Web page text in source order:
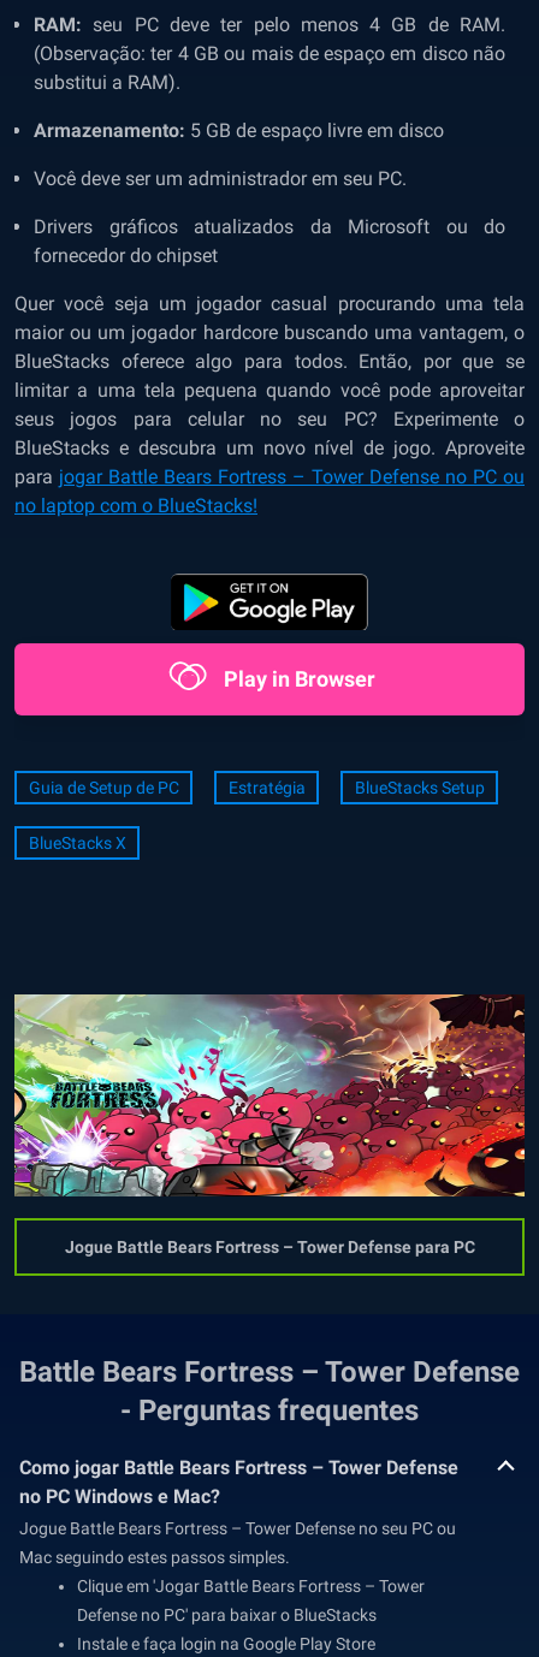
RAM: seu PC deve ter pelo menos 4 GB de RAM.
(Observação: ter 4 GB ou mais de espaço em disco não
substitui a RAM).
Armazenamento: 5 GB de espaço livre em disco
Você deve ser um administrador em seu PC.
Drivers gráficos atualizados da Microsoft ou do
fornecedor do chipset
Quer você seja um jogador casual procurando uma tela
maior ou um jogador hardcore buscando uma vantagem, o
BlueStacks oferece algo para todos. Então, por que se
limitar a uma tela pequena quando você pode aproveitar
seus jogos para celular no seu PC? Experimente o
BlueStacks e descubra um novo nível de jogo. Aproveite
para jogar Battle Bears Fortress – Tower Defense no PC ou
no laptop com o BlueStacks!
Play in Browser
Guia de Setup de PC Estratégia BlueStacks Setup
BlueStacks X
Jogue Battle Bears Fortress – Tower Defense para PC
Battle Bears Fortress – Tower Defense
- Perguntas frequentes
Como jogar Battle Bears Fortress – Tower Defense
no PC Windows e Mac?
Jogue Battle Bears Fortress – Tower Defense no seu PC ou
Mac seguindo estes passos simples.
Clique em 'Jogar Battle Bears Fortress – Tower
Defense no PC' para baixar o BlueStacks
Instale e faça login na Google Play Store